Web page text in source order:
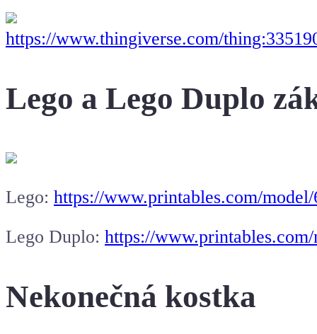
https://www.thingiverse.com/
Lego a Lego Duplo
Lego: https://www.printables.com/
Lego Duplo: https://
Nekonečná kostka